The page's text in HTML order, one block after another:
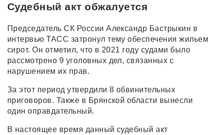
Судебный акт обжалуется
Председатель СК России Александр Бастрыкин в
интервью ТАСС затронул тему обеспечения жильем
сирот. Он отметил, что в 2021 году судами было
рассмотрено 9 уголовных дел, связанных с
нарушением их прав.
За этот период утвердили 8 обвинительных
приговоров. Также в Брянской области вынесли
один оправдательный.
В настоящее время данный судебный акт